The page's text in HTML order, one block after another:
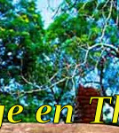
en